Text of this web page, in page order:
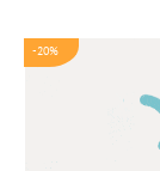
-20%